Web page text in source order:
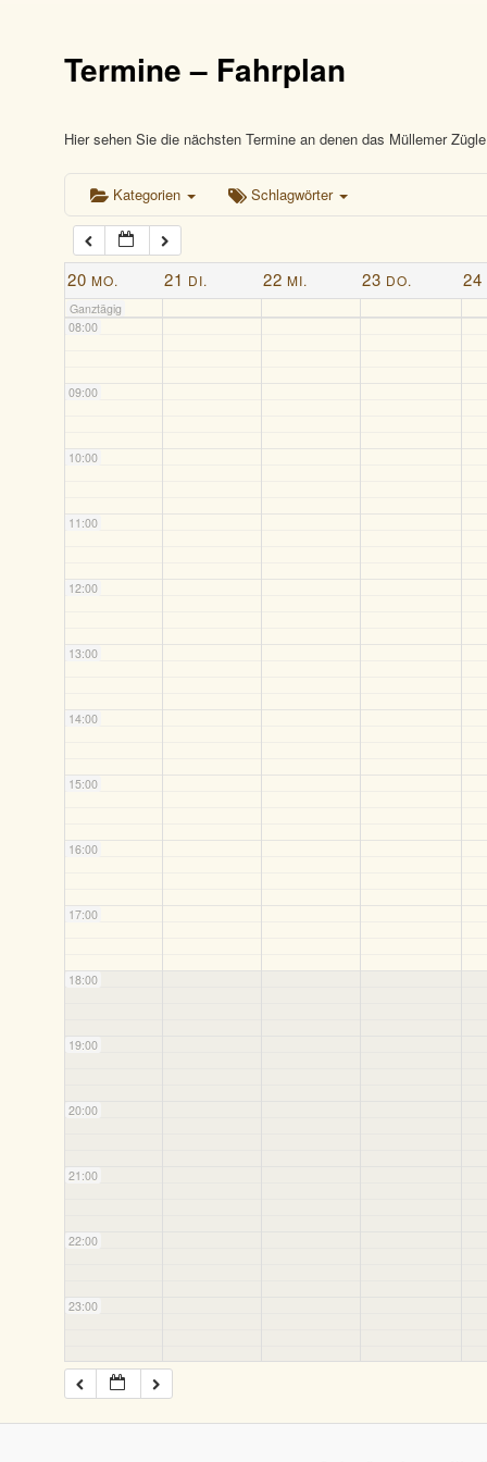
Termine – Fahrplan
Hier sehen Sie die nächsten Termine an denen das Müllemer
Kategorien Schlagwörter
20 MO. 21 DI. 22 MI. 23 DO. 24
Ganztägig
04:00
05:00
06:00
07:00
08:00
09:00
10:00
11:00
12:00
13:00
14:00
15:00
16:00
17:00
18:00
19:00
20:00
21:00
22:00
23:00